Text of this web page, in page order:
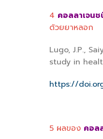
4 คอลลาเจน
ด้วยยาหลอก
Lugo, J.P.,
study in
https://
5 ผลของ คอล